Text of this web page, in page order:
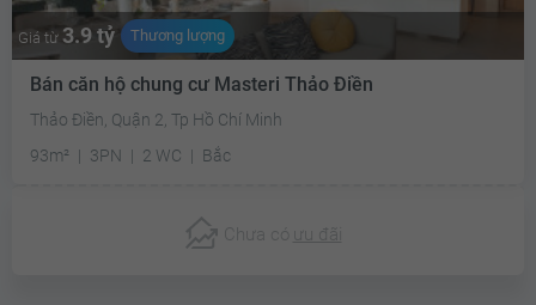
Giá từ 3.9 tỷ Thương lượng
Bán căn hộ chung cư Masteri Thảo Điền
Thảo Điền, Quận 2, Tp Hồ Chí Minh
93m²
3PN 2 WC Bắc
Chưa có ưu đãi